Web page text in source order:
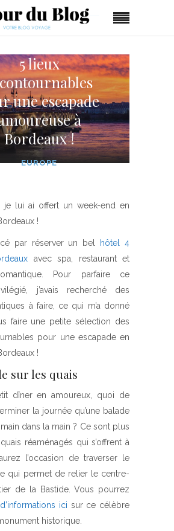
5 lieux
une escapade
à
Bordeaux !
EUROPE
je lui ai offert un week-end en
!
par réserver un bel
hôtel 4
avec spa, restaurant et
Pour parfaire ce
j’avais recherché des
à faire, ce qui m’a donné
faire une petite sélection des
pour une escapade en
!
sur les quais
dîner en amoureux, quoi de
la journée qu’une balade
dans la main ? Ce sont plus
réaménagés qui s’offrent à
l’occasion de traverser le
qui permet de relier le centre-
de la Bastide. Vous pourrez
ici sur ce célèbre
historique.